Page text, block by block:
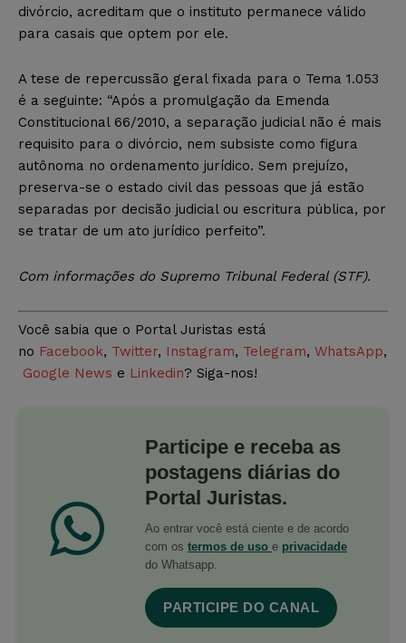
divórcio, acreditam que o instituto permanece válido
para casais que optem por ele.
A tese de repercussão geral fixada para o Tema 1.053
é a seguinte: “Após a promulgação da Emenda
Constitucional 66/2010, a separação judicial não é mais
requisito para o divórcio, nem subsiste como figura
autônoma no ordenamento jurídico. Sem prejuízo,
preserva-se o estado civil das pessoas que já estão
separadas por decisão judicial ou escritura pública, por
se tratar de um ato jurídico perfeito”.
Com informações do Supremo Tribunal Federal (STF).
Você sabia que o Portal Juristas está
no Facebook, Twitter, Instagram, Telegram, WhatsApp,
Google News e Linkedin? Siga-nos!
Participe e receba as
postagens diárias do
Portal Juristas.
Ao entrar você está ciente e de acordo
com os termos de uso e privacidade
do Whatsapp.
PARTICIPE DO CANAL